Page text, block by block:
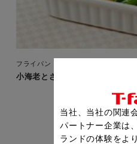
フライパン・鍋
小海老とさやいんげんのマリネ
当社、当社の関連
パートナー企業は
ランドの体験をよ